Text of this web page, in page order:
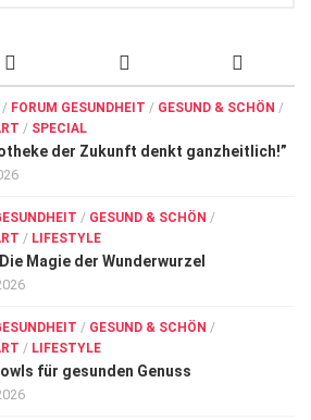
/ FORUM GESUNDHEIT / GESUND & SCHÖN /
/ SPECIAL
der Zukunft denkt ganzheitlich!”
/ GESUND & SCHÖN /
/ LIFESTYLE
Magie der Wunderwurzel
/ GESUND & SCHÖN /
/ LIFESTYLE
für gesunden Genuss